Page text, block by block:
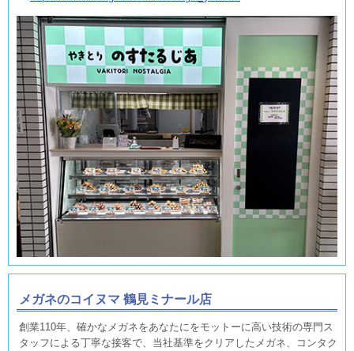
メガネのコイヌマ 鶴見ミナール店
創業110年、確かなメガネをあなたにをモットーに高い技術の専門ス
タッフによる丁寧な接客で、当社基準をクリアしたメガネ、コンタク